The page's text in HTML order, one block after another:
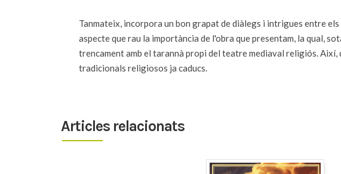
Tanmateix, incorpora un bon grapat de diàlegs i intrigues entre
aspecte que rau la importància de l'obra que presentam, la qual,
trencament amb el tarannà propi del teatre mediaval religiós.
tradicionals religiosos ja caducs.
Articles relacionats